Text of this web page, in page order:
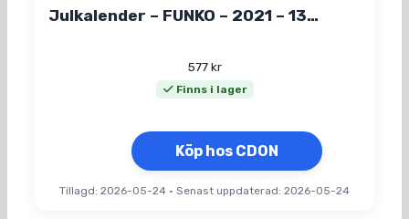
Julkalender – FUNKO – 2021 – 13…
577kr
Finns i lager
Köp hos CDON
Tillagd: 2026-05-24 • Senast uppdaterad: 2026-05-24